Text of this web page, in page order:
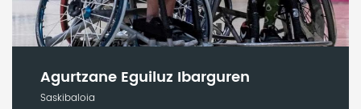
Agurtzane Eguiluz Ibarguren
Saskibaloia